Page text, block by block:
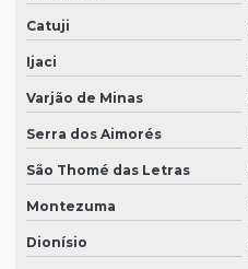
Catuji
Ijaci
Varjão de Minas
Serra dos Aimorés
São Thomé das Letras
Montezuma
Dionísio